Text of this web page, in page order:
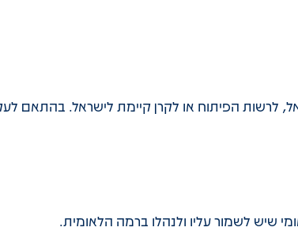
לרשות הפיתוח או לקרן קיימת לישראל. בהתאם
שיש לשמור עליו ולנהלו ברמה הלאומית.